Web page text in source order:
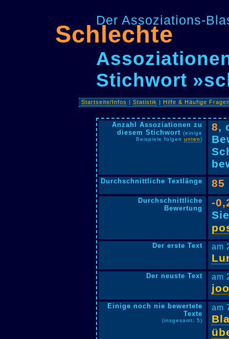
Der Assoziations-
Schlechte
Stichwort
Startseite/Infos |Statistik |Hilfe & Häufige
Anzahl Assoziationen zu
diesem Stichwort (einige
Beispiele folgen unten)
8,
Durchschnittliche Textlänge 85
Durchschnittliche
Bewertung
-
Der erste Text am
Der neuste Text am
Einige noch nie bewertete
Texte
(insgesamt: 5)
am